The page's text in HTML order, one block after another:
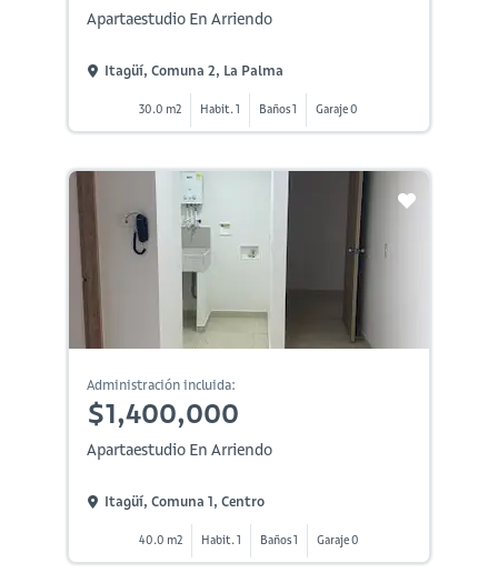
Apartaestudio En Arriendo
Itagüí, Comuna 2, La Palma
30.0 m2 Habit. 1 Baños 1 Garaje 0
Administración incluida:
$1,400,000
Apartaestudio En Arriendo
Itagüí, Comuna 1, Centro
40.0 m2 Habit. 1 Baños 1 Garaje 0